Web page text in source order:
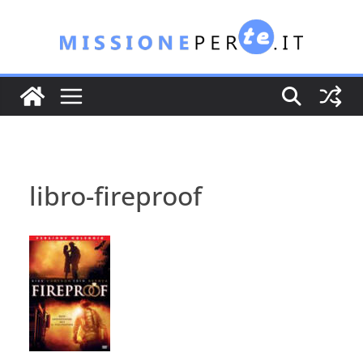
contenuto
libro-fireproof